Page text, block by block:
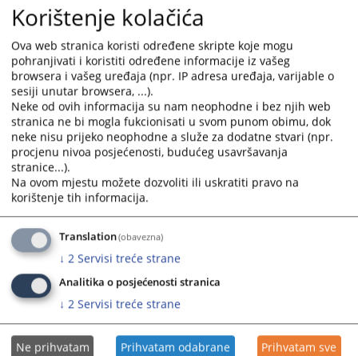
the
calendar
and
select
a
date.
Press
the
question
mark
key
to
get
the
keyboard
shortcuts
for
changing
dates.
the
calendar
and
select
a
date.
Press
the
question
mark
key
to
get
the
keyboard
shortcuts
for
changing
dates.
Korištenje kolačića
Ova web stranica koristi određene skripte koje mogu
pohranjivati i koristiti određene informacije iz vašeg
browsera i vašeg uređaja (npr. IP adresa uređaja, varijable o
sesiji unutar browsera, ...).
Neke od ovih informacija su nam neophodne i bez njih web
stranica ne bi mogla fukcionisati u svom punom obimu, dok
neke nisu prijeko neophodne a služe za dodatne stvari (npr.
procjenu nivoa posjećenosti, budućeg usavršavanja
stranice...).
Na ovom mjestu možete dozvoliti ili uskratiti pravo na
korištenje tih informacija.
Translation(obavezna)
↓ 2 Servisi treće strane
Analitika o posjećenosti stranica
↓ 2 Servisi treće strane
Ne prihvatam Prihvatam odabrane Prihvatam sve